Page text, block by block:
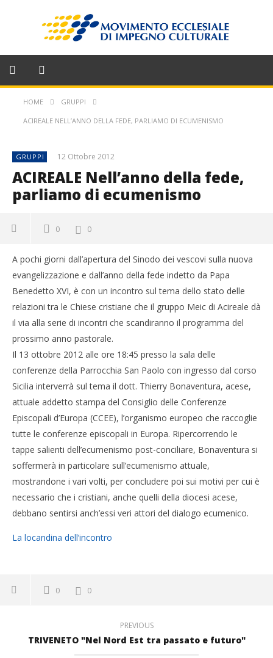
HOME GRUPPI
ACIREALE NELL’ANNO DELLA FEDE, PARLIAMO DI ECUMENISMO
GRUPPI 12 Ottobre 2012
ACIREALE Nell’anno della fede,
parliamo di ecumenismo
0 0
A pochi giorni dall’apertura del Sinodo dei vescovi sulla nuova
evangelizzazione e dall’anno della fede indetto da Papa
Benedetto XVI, è con un incontro sul tema dello stato delle
relazioni tra le Chiese cristiane che il gruppo Meic di Acireale dà
il via alla serie di incontri che scandiranno il programma del
prossimo anno pastorale.
Il 13 ottobre 2012 alle ore 18:45 presso la sala delle
conferenze della Parrocchia San Paolo con ingresso dal corso
Sicilia interverrà sul tema il dott. Thierry Bonaventura, acese,
attuale addetto stampa del Consiglio delle Conferenze
Episcopali d’Europa (CCEE), l’organismo europeo che raccoglie
tutte le conferenze episcopali in Europa. Ripercorrendo le
tappe salienti dell’ecumenismo post-conciliare, Bonaventura si
soffermerà in particolare sull’ecumenismo attuale,
mostrandone i vari volti, per concludere poi sui motivi per cui è
necessario che i cristiani, anche quelli della diocesi acese,
debbano sentirsi anch’essi veri attori del dialogo ecumenico.
La locandina dell’incontro
0 0
PREVIOUS
TRIVENETO "Nel Nord Est tra passato e futuro"